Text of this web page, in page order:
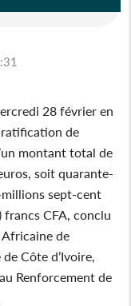
28 février en
de
montant total de
soit quarante-
sept-cent
CFA, conclu
de
Côte d’Ivoire,
Renforcement de